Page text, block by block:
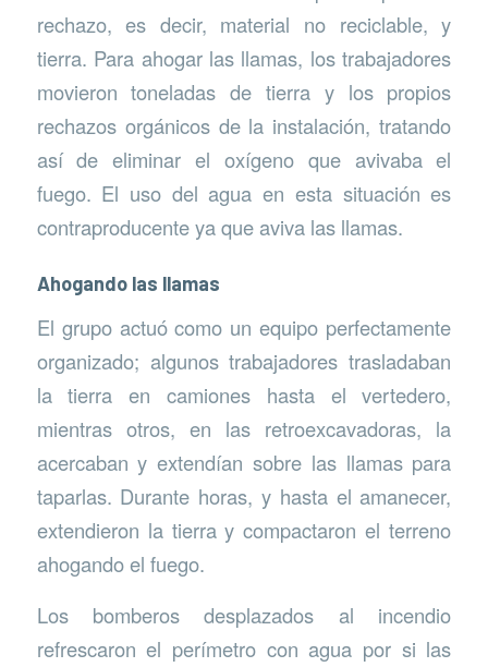
rechazo, es decir, material no reciclable, y
tierra. Para ahogar las llamas, los trabajadores
movieron toneladas de tierra y los propios
rechazos orgánicos de la instalación, tratando
así de eliminar el oxígeno que avivaba el
fuego. El uso del agua en esta situación es
contraproducente ya que aviva las llamas.
Ahogando las llamas
El grupo actuó como un equipo perfectamente
organizado; algunos trabajadores trasladaban
la tierra en camiones hasta el vertedero,
mientras otros, en las retroexcavadoras, la
acercaban y extendían sobre las llamas para
taparlas. Durante horas, y hasta el amanecer,
extendieron la tierra y compactaron el terreno
ahogando el fuego.
Los bomberos desplazados al incendio
refrescaron el perímetro con agua por si las